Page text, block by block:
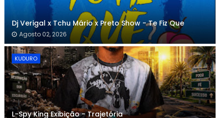
Dj Verigal x Tchu Mário x Preto Show - Te Fiz Que
Agosto 02, 2026
KUDURO
L-Spy King Exibição - Trajetória